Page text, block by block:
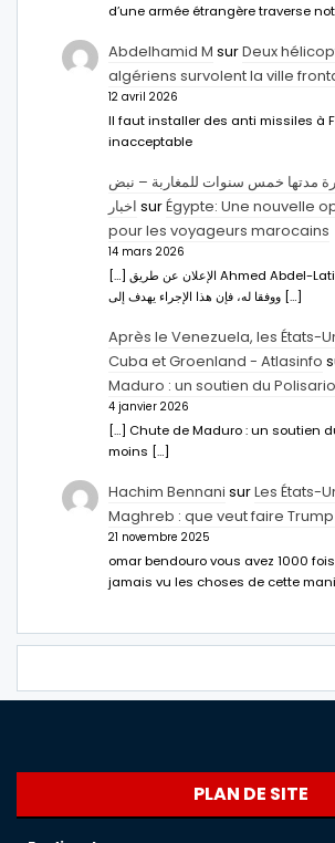
d’une armée étrangère traverse
Abdelhamid M surDeux
algériens survolent la ville
12 avril 2026
Il faut installer des anti missiles à
inacceptable
مدتها خمس سنوات للمغاربة – نبض
اخبار surÉgypte: Une nouvelle
pour les voyageurs marocains
14 mars 2026
[…] الإعلان عن طريق Ahmed Abdel-Latifسفير مصر بالرباط.
ووفقا له، فإن هذا الإجراء يهدف إلى […]
Après le Venezuela, les États-
Cuba et Groenland - Atlasinfo
Maduro : un soutien du
4 janvier 2026
[…] Chute de Maduro : un soutien
moins […]
Hachim Bennani surLes États-
Maghreb : que veut faire
21 novembre 2025
omar bendouro vous avez 1000
jamais vu les choses de cette
PLAN DE SITE